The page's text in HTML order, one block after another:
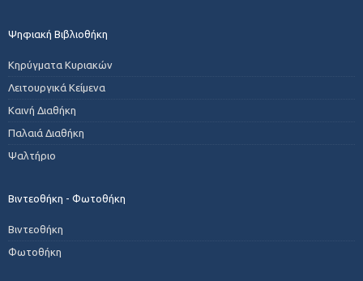
Ψηφιακή Βιβλιοθήκη
Κηρύγματα Κυριακών
Λειτουργικά Κείμενα
Καινή Διαθήκη
Παλαιά Διαθήκη
Ψαλτήριο
Βιντεοθήκη - Φωτοθήκη
Βιντεοθήκη
Φωτοθήκη